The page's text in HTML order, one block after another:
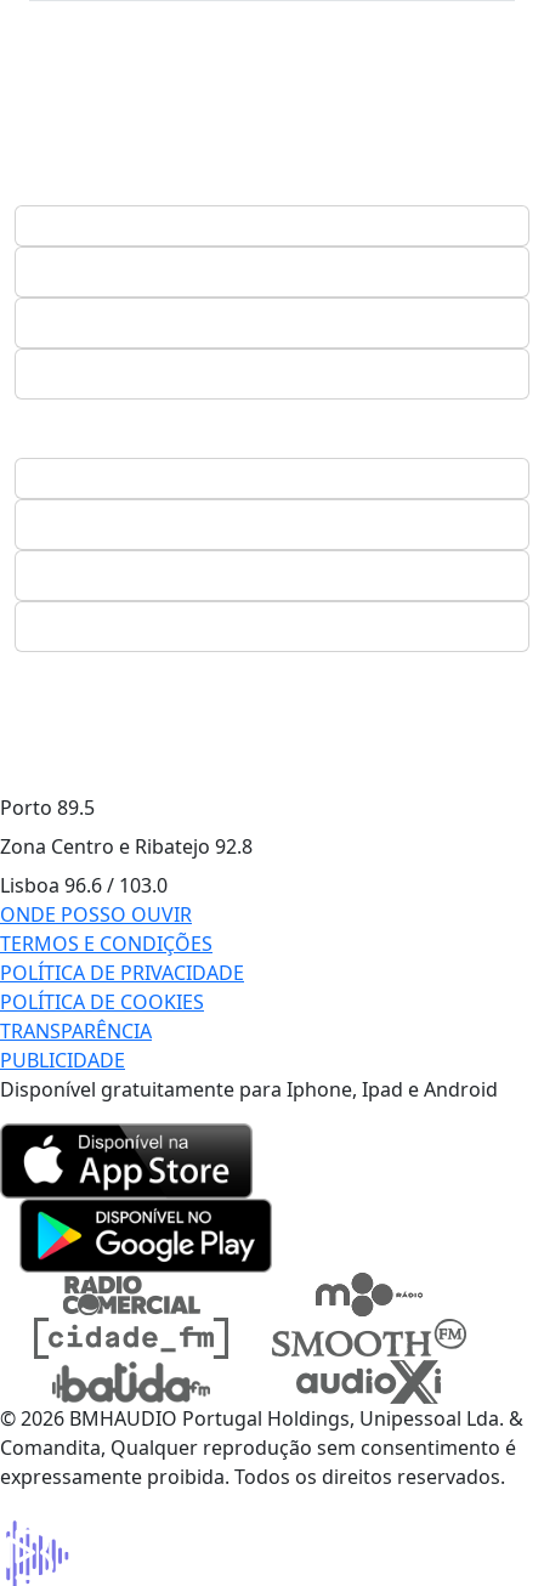
Porto 89.5
Zona Centro e Ribatejo 92.8
Lisboa 96.6 / 103.0
ONDE POSSO OUVIR
TERMOS E CONDIÇÕES
POLÍTICA DE PRIVACIDADE
POLÍTICA DE COOKIES
TRANSPARÊNCIA
PUBLICIDADE
Disponível gratuitamente para Iphone, Ipad e Android
© 2026 BMHAUDIO Portugal Holdings, Unipessoal Lda. &
Comandita, Qualquer reprodução sem consentimento é
expressamente proibida. Todos os direitos reservados.